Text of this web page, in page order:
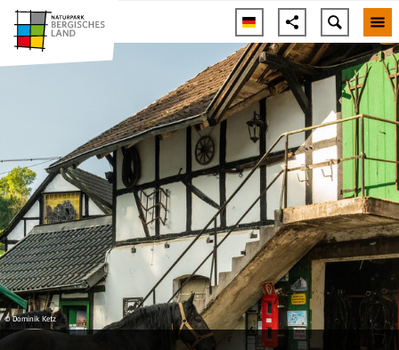
© Dominik Ketz